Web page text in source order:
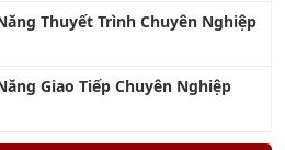
Thuyết Trình Chuyên Nghiệp
Giao Tiếp Chuyên Nghiệp